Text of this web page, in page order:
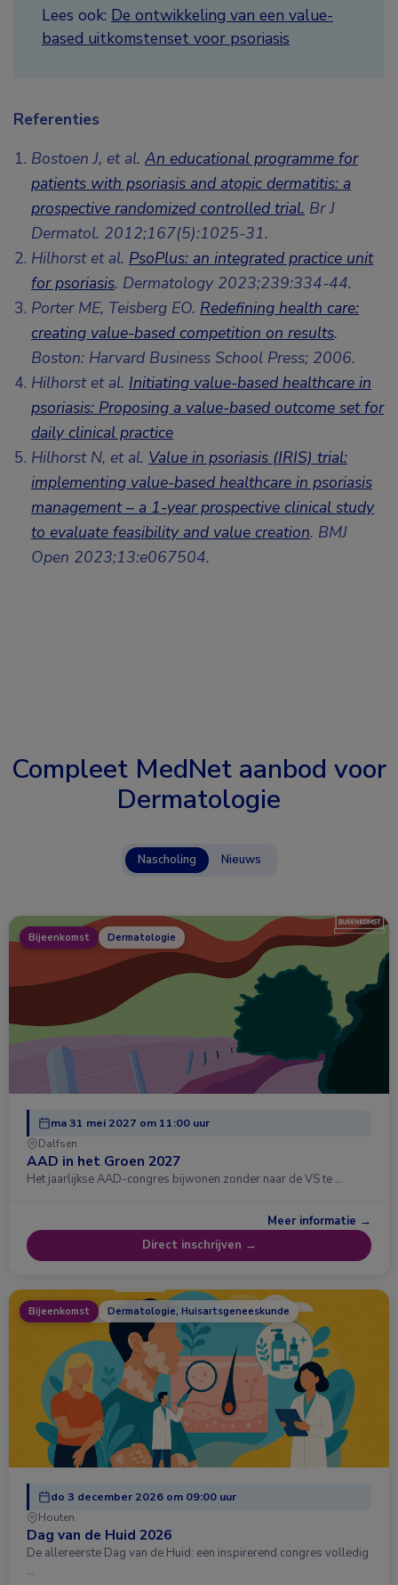
Lees ook: De ontwikkeling van een value-
based uitkomstenset voor psoriasis
Referenties
Bostoen J, et al. An educational programme for
patients with psoriasis and atopic dermatitis: a
prospective randomized controlled trial. Br J
Dermatol. 2012;167(5):1025-31.
Hilhorst et al. PsoPlus: an integrated practice unit
for psoriasis. Dermatology 2023;239:334-44.
Porter ME, Teisberg EO. Redefining health care:
creating value-based competition on results.
Boston: Harvard Business School Press; 2006.
Hilhorst et al. Initiating value-based healthcare in
psoriasis: Proposing a value-based outcome set for
daily clinical practice
Hilhorst N, et al. Value in psoriasis (IRIS) trial:
implementing value-based healthcare in psoriasis
management – a 1-year prospective clinical study
to evaluate feasibility and value creation. BMJ
Open 2023;13:e067504.
Compleet MedNet aanbod voor
Dermatologie
Nascholing Nieuws
Bijeenkomst Dermatologie
ma 31 mei 2027 om 11:00 uur
Dalfsen
AAD in het Groen 2027
Het jaarlijkse AAD-congres bijwonen zonder naar de VS te …
Meer informatie →
Direct inschrijven →
Bijeenkomst Dermatologie, Huisartsgeneeskunde
do 3 december 2026 om 09:00 uur
Houten
Dag van de Huid 2026
De allereerste Dag van de Huid: een inspirerend congres volledig
…